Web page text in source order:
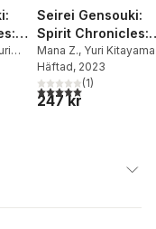
antal röster:
Seirei Gensouki:
Spirit Chronicles:
Omnibus 10 (Light
Novel)
Mana Z., Yuri Kitayama
Häftad, 2023
5,0utav 5 stjärnor.
(1)
247 kr